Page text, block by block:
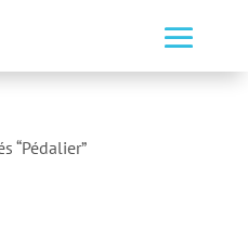
“Pédalier”